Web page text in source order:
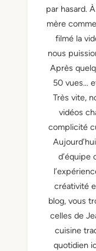
par hasard.
mère
filmé la
nous
Après
50 vues…
Très vite,
vidéos
complicité
d’équipe
créativité
blog, vous
celles de
cuisine
quotidien